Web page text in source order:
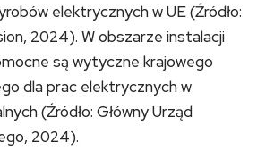
elektrycznych w UE (Źródło:
2024). W obszarze instalacji
są wytyczne krajowego
dla prac elektrycznych w
(Źródło: Główny Urząd
2024).